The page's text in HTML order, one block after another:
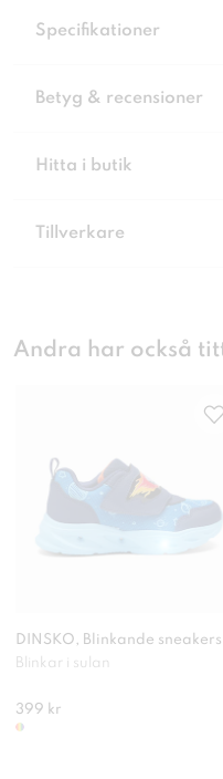
Specifikationer
Betyg & recensioner
Hitta i butik
Tillverkare
Andra har också
DINSKO, Blinkande sneakers
Blinkar i sulan
399 kr